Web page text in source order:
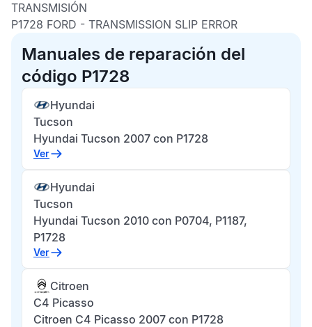
TRANSMISIÓN
P1728 FORD - TRANSMISSION SLIP ERROR
Manuales de reparación del
código P1728
Hyundai
Tucson
Hyundai Tucson 2007 con P1728
Ver
Hyundai
Tucson
Hyundai Tucson 2010 con P0704, P1187,
P1728
Ver
Citroen
C4 Picasso
Citroen C4 Picasso 2007 con P1728